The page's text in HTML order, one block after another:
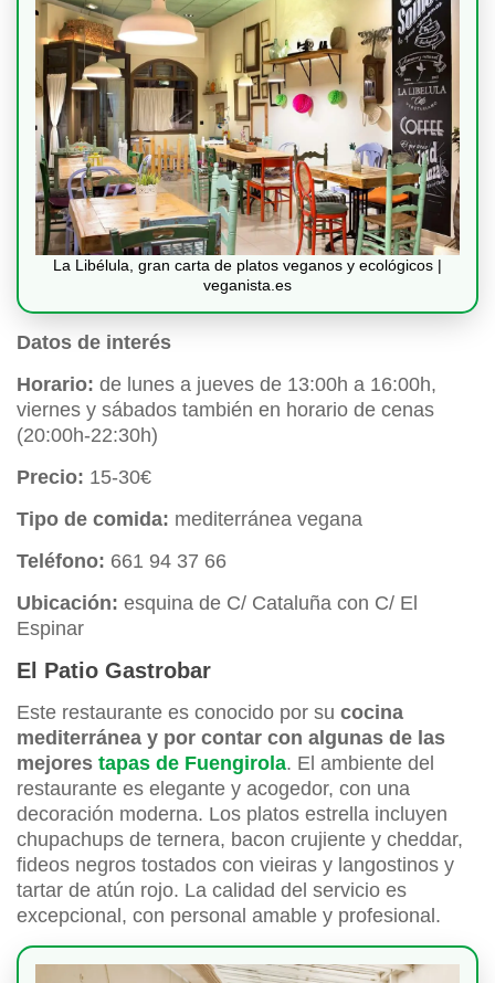
La Libélula, gran carta de platos veganos y ecológicos |
veganista.es
Datos de interés
Horario: de lunes a jueves de 13:00h a 16:00h,
viernes y sábados también en horario de cenas
(20:00h-22:30h)
Precio: 15-30€
Tipo de comida: mediterránea vegana
Teléfono: 661 94 37 66
Ubicación: esquina de C/ Cataluña con C/ El
Espinar
El Patio Gastrobar
Este restaurante es conocido por su cocina
mediterránea y por contar con algunas de las
mejores tapas de Fuengirola. El ambiente del
restaurante es elegante y acogedor, con una
decoración moderna. Los platos estrella incluyen
chupachups de ternera, bacon crujiente y cheddar,
fideos negros tostados con vieiras y langostinos y
tartar de atún rojo. La calidad del servicio es
excepcional, con personal amable y profesional.